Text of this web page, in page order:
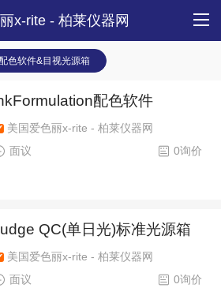
x-rite - 柏莱仪器网
色软件&目视光源箱
配色软件
美国爱色丽x-rite - 柏莱仪器网
0询价
面议
QC(单日光)标准光源箱
美国爱色丽x-rite - 柏莱仪器网
0询价
面议